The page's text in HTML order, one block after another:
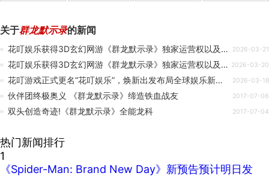
关于群龙默示录的新闻
花叮娱乐获得3D玄幻网游《群龙默示录》独家运营权以及二次开发权 2026-03-21
花叮娱乐获得3D玄幻网游《群龙默示录》独家运营权以及二次开发权 2026-03-20
花叮游戏正式更名“花叮娱乐”，焕新出发布局全球娱乐新生态 2026-03-18
伙伴团终极奥义 《群龙默示录》缔造铁血战友 2017-07-06
双头创造奇迹!《群龙默示录》全能龙科 2017-07-04
热门新闻排行
1
《Spider-Man: Brand New Day》新预告预计明日发